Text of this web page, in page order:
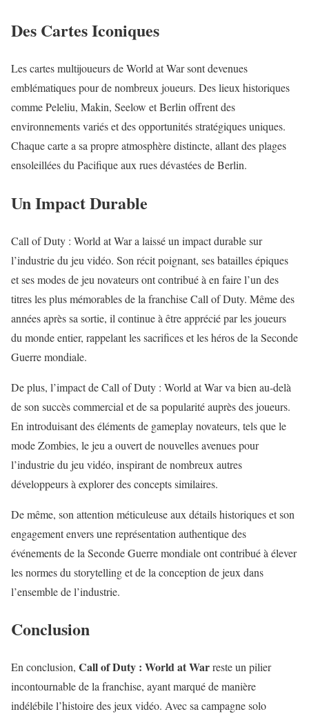
Des Cartes Iconiques
Les cartes multijoueurs de World at War sont devenues
emblématiques pour de nombreux joueurs. Des lieux historiques
comme Peleliu, Makin, Seelow et Berlin offrent des
environnements variés et des opportunités stratégiques uniques.
Chaque carte a sa propre atmosphère distincte, allant des plages
ensoleillées du Pacifique aux rues dévastées de Berlin.
Un Impact Durable
Call of Duty : World at War a laissé un impact durable sur
l’industrie du jeu vidéo. Son récit poignant, ses batailles épiques
et ses modes de jeu novateurs ont contribué à en faire l’un des
titres les plus mémorables de la franchise Call of Duty. Même des
années après sa sortie, il continue à être apprécié par les joueurs
du monde entier, rappelant les sacrifices et les héros de la Seconde
Guerre mondiale.
De plus, l’impact de Call of Duty : World at War va bien au-delà
de son succès commercial et de sa popularité auprès des joueurs.
En introduisant des éléments de gameplay novateurs, tels que le
mode Zombies, le jeu a ouvert de nouvelles avenues pour
l’industrie du jeu vidéo, inspirant de nombreux autres
développeurs à explorer des concepts similaires.
De même, son attention méticuleuse aux détails historiques et son
engagement envers une représentation authentique des
événements de la Seconde Guerre mondiale ont contribué à élever
les normes du storytelling et de la conception de jeux dans
l’ensemble de l’industrie.
Conclusion
En conclusion, Call of Duty : World at Warreste un pilier
incontournable de la franchise, ayant marqué de manière
indélébile l’histoire des jeux vidéo. Avec sa campagne solo